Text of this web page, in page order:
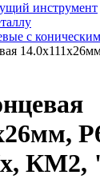
инструмент
с
х,